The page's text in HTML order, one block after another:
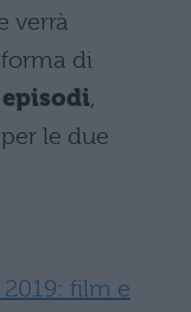
verrà
di
episodi,
le due
film e